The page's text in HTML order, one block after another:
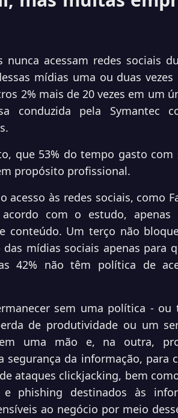
acessam redes sociais
mídias uma ou duas vezes
2% mais de 20 vezes em um
conduzida pela Symantec
que 53% do tempo gasto com
propósito profissional.
acesso às redes sociais, como
com o estudo, apenas
conteúdo. Um terço não
mídias sociais apenas para
42% não têm política de
sem uma política - ou
de produtividade ou um
uma mão e, na outra,
da informação, para
ataques clickjacking, bem
phishing destinados às
ao negócio por meio